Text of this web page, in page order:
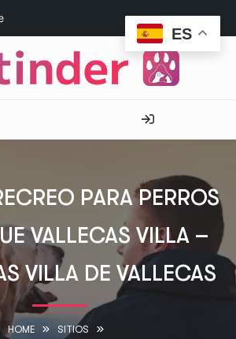
PARA PERROS
VALLECAS VILLA –
VILLA DE VALLECAS
HOME
SITIOS
ES